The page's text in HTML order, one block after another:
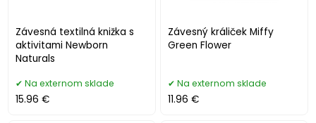
Závesná textilná knižka s
aktivitami Newborn
Naturals
Na externom sklade
15.96 €
Závesný králiček Miffy
Green Flower
Na externom sklade
11.96 €